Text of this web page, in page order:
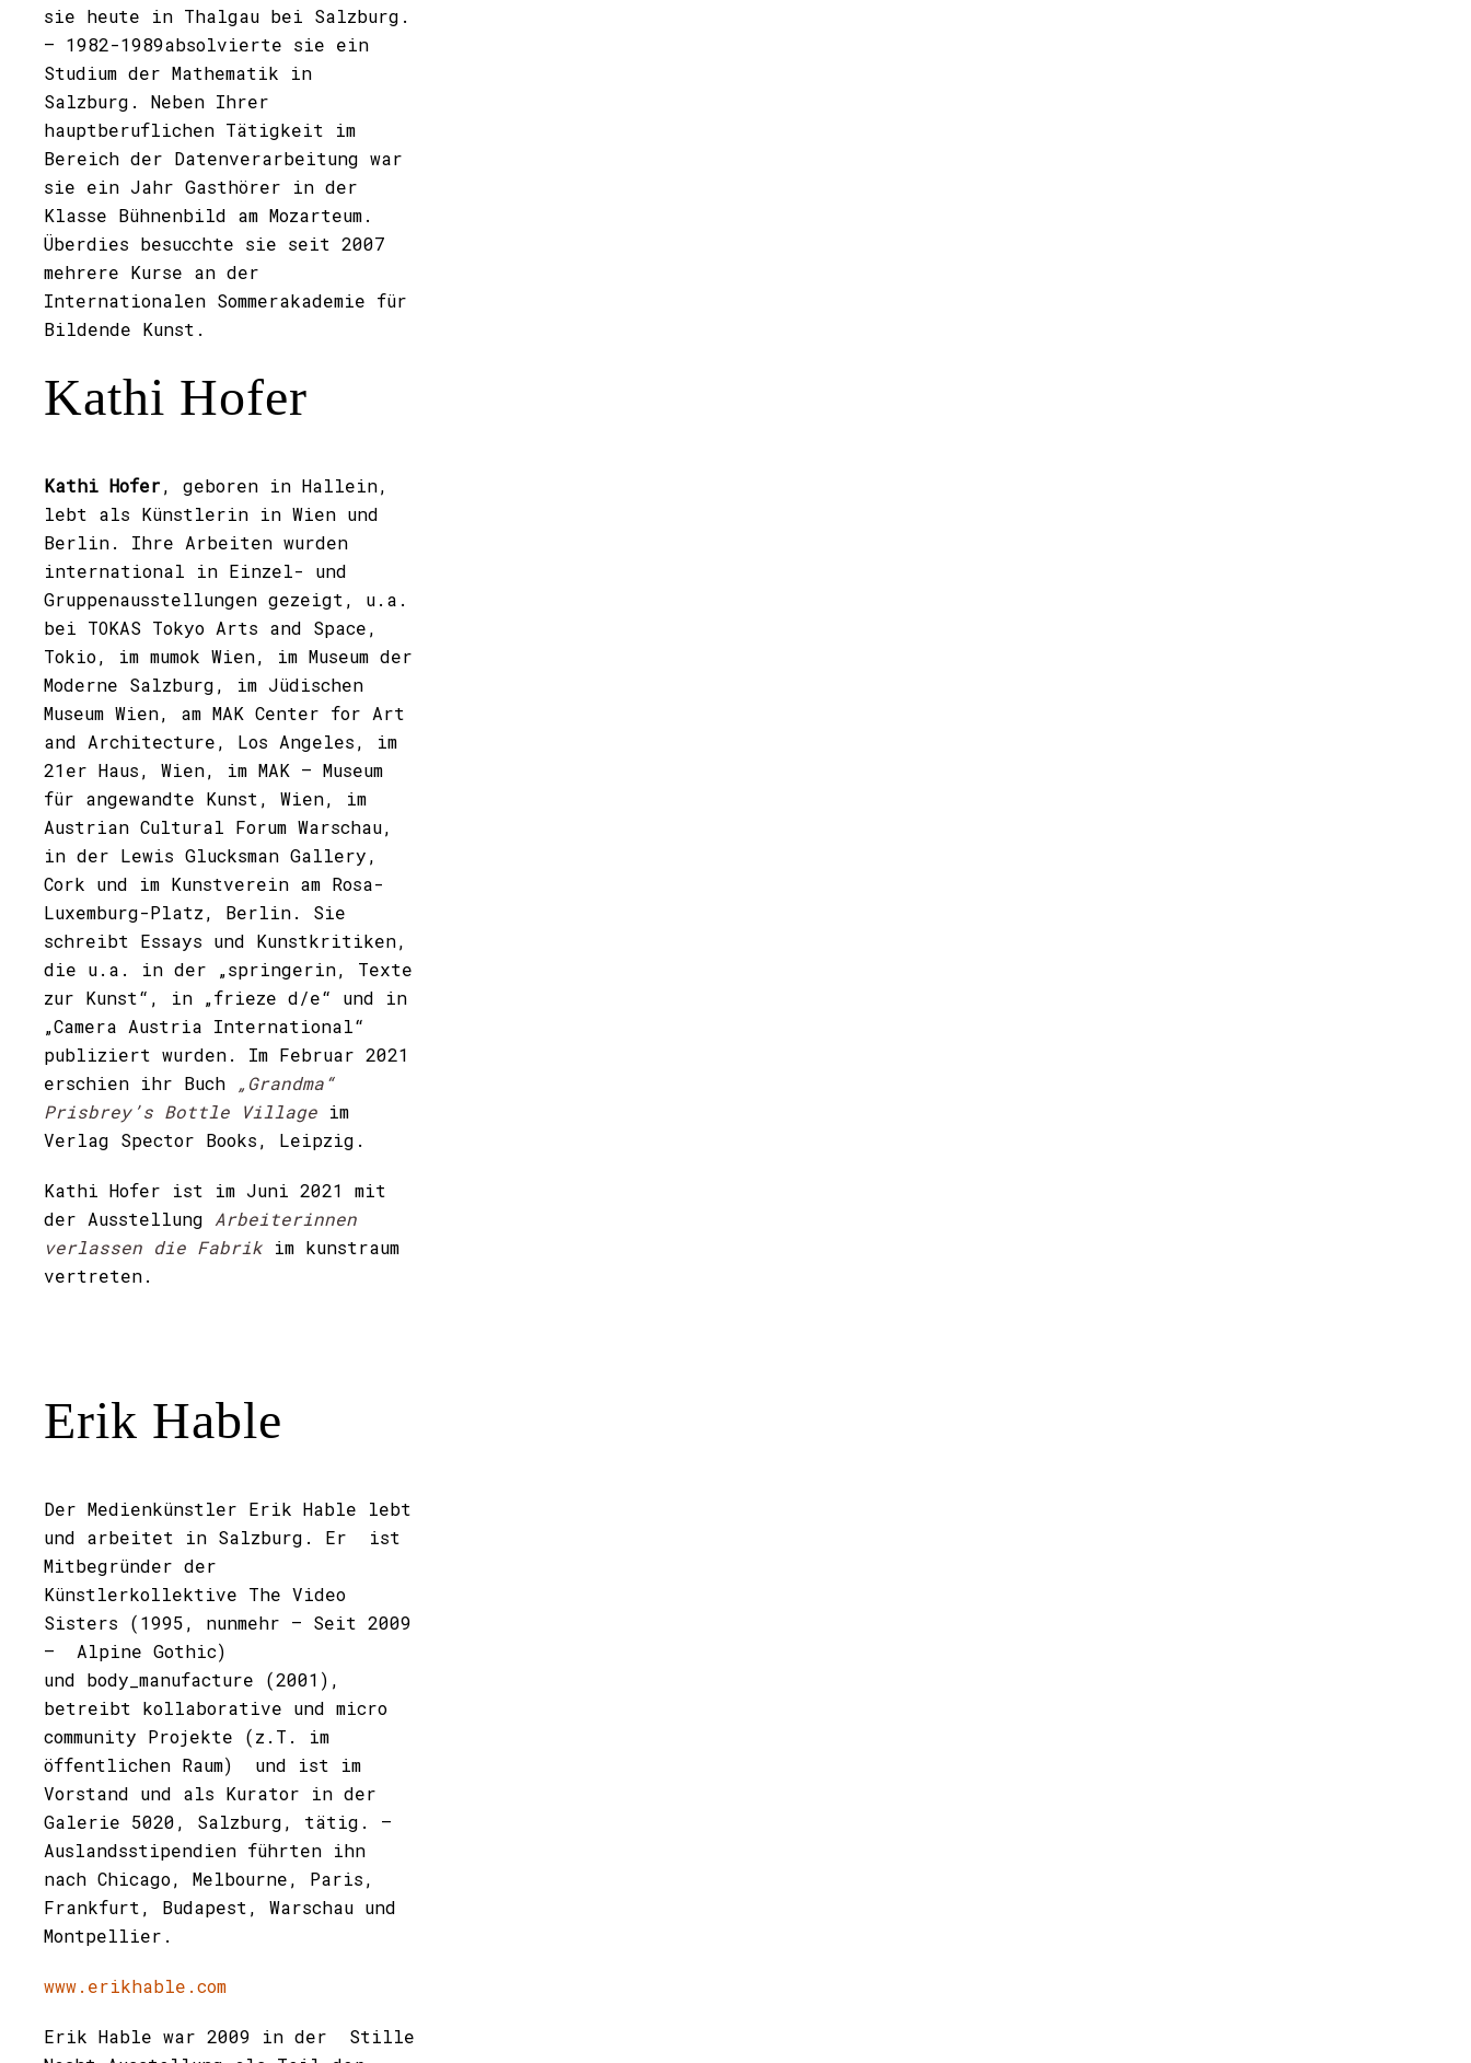
sie heute in Thalgau bei Salzburg.
– 1982-1989absolvierte sie ein
Studium der Mathematik in
Salzburg. Neben Ihrer
hauptberuflichen Tätigkeit im
Bereich der Datenverarbeitung war
sie ein Jahr Gasthörer in der
Klasse Bühnenbild am Mozarteum.
Überdies besucchte sie seit 2007
mehrere Kurse an der
Internationalen Sommerakademie für
Bildende Kunst.
Kathi Hofer
Kathi Hofer, geboren in Hallein,
lebt als Künstlerin in Wien und
Berlin. Ihre Arbeiten wurden
international in Einzel- und
Gruppenausstellungen gezeigt, u.a.
bei TOKAS Tokyo Arts and Space,
Tokio, im mumok Wien, im Museum der
Moderne Salzburg, im Jüdischen
Museum Wien, am MAK Center for Art
and Architecture, Los Angeles, im
21er Haus, Wien, im MAK – Museum
für angewandte Kunst, Wien, im
Austrian Cultural Forum Warschau,
in der Lewis Glucksman Gallery,
Cork und im Kunstverein am Rosa-
Luxemburg-Platz, Berlin. Sie
schreibt Essays und Kunstkritiken,
die u.a. in der „springerin, Texte
zur Kunst“, in „frieze d/e“ und in
„Camera Austria International“
publiziert wurden. Im Februar 2021
erschien ihr Buch „Grandma“
Prisbrey’s Bottle Village im
Verlag Spector Books, Leipzig.
Kathi Hofer ist im Juni 2021 mit
der Ausstellung Arbeiterinnen
verlassen die Fabrik im kunstraum
vertreten.
Erik Hable
Der Medienkünstler Erik Hable lebt
und arbeitet in Salzburg. Er ist
Mitbegründer der
Künstlerkollektive The Video
Sisters (1995, nunmehr – Seit 2009
– Alpine Gothic)
und body_manufacture (2001),
betreibt kollaborative und micro
community Projekte (z.T. im
öffentlichen Raum) und ist im
Vorstand und als Kurator in der
Galerie 5020, Salzburg, tätig. –
Auslandsstipendien führten ihn
nach Chicago, Melbourne, Paris,
Frankfurt, Budapest, Warschau und
Montpellier.
www.erikhable.com
Erik Hable war 2009 in der Stille